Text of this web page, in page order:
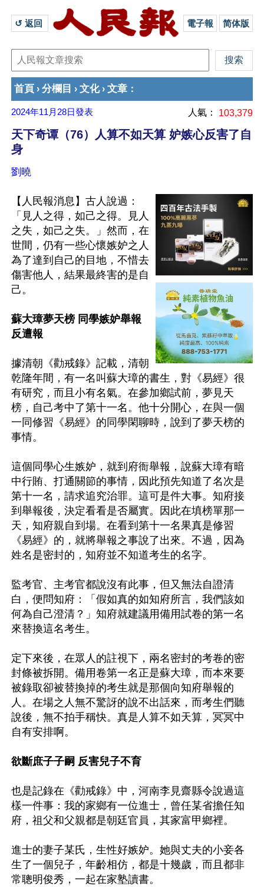
↺ 返回 電子報 简体版
首頁 › 分欄目 › 文化› 文章 ：
2024年11月28日發表 人氣： 103,379
天下奇谭（76）人算不如天算 妒嫉心反害了自
身
劉曉
【人民報消息】古人說過：
「見人之得，如己之得。見人
之失，如己之失。」然而，在
世間，仍有一些心懷嫉妒之人
為了達到自己的目地，不惜去
傷害他人，結果最終害的是自
己。
蘇大璋夢天榜 同學嫉妒舉報
反遭報
據清朝《勸戒錄》記載，清朝
乾隆年間，有一名叫蘇大璋的書生，對《易經》很
有研究，而且小有名氣。在參加鄉試前，夢見天
榜，自己考中了第十一名。他十分開心，在與一個
一同修習《易經》的同學閑聊時，說到了夢天榜的
事情。
這個同學心生嫉妒，就到府衙舉報，說蘇大璋有暗
中行賄、打通關節的事情，因此預先知道了名次是
第十一名，請求追究治罪。這可是件大事。知府接
到舉報後，決定看看是否屬實。因此在填榜單那一
天，知府親自到場。在看到第十一名果真是修習
《易經》的，就將舉報之事說了出來。不過，因為
姓名是密封的，知府並不知道考生的名字。
監考官、主考官都說沒有此事，但又無法自證清
白，便問知府：「假如真的如知府所言，我們該如
何為自己澄清？」知府就建議用備用試卷的第一名
來替換這名考生。
定下來後，在眾人的註視下，兩名密封的考卷的密
封條被拆開。備用卷第一名正是蘇大璋，而本來要
被錄取卻被替換掉的考生就是那個向知府舉報的
人。在場之人無不驚訝的說不出話來，而考生們聽
說後，無不拍手稱快。真是人算不如天算，冥冥中
自有安排啊。
欲斷庶子子嗣 反害兒子不育
也是記錄在《勸戒錄》中，河南李見齋縣令說過這
樣一件事：我的家鄉有一位進士，曾任某省擔任知
府，祖父和父親都是朝廷官員，其家富甲鄉裡。
進士的妻子某氏，生性好嫉妒。她與丈夫的小妾各
生了一個兒子，年齡相仿，都是十幾歲，而且都非
常聰明俊秀，一起在家塾讀書。